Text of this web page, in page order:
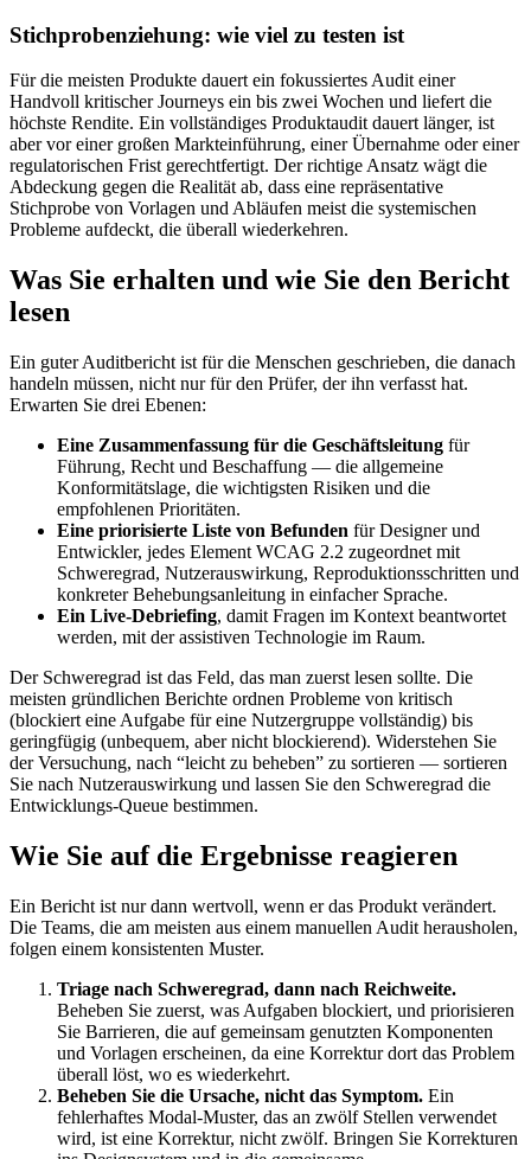
Stichprobenziehung: wie viel zu testen ist
Für die meisten Produkte dauert ein fokussiertes Audit einer
Handvoll kritischer Journeys ein bis zwei Wochen und liefert die
höchste Rendite. Ein vollständiges Produktaudit dauert länger, ist
aber vor einer großen Markteinführung, einer Übernahme oder einer
regulatorischen Frist gerechtfertigt. Der richtige Ansatz wägt die
Abdeckung gegen die Realität ab, dass eine repräsentative
Stichprobe von Vorlagen und Abläufen meist die systemischen
Probleme aufdeckt, die überall wiederkehren.
Was Sie erhalten und wie Sie den Bericht
lesen
Ein guter Auditbericht ist für die Menschen geschrieben, die danach
handeln müssen, nicht nur für den Prüfer, der ihn verfasst hat.
Erwarten Sie drei Ebenen:
Eine Zusammenfassung für die Geschäftsleitung für
Führung, Recht und Beschaffung — die allgemeine
Konformitätslage, die wichtigsten Risiken und die
empfohlenen Prioritäten.
Eine priorisierte Liste von Befunden für Designer und
Entwickler, jedes Element WCAG 2.2 zugeordnet mit
Schweregrad, Nutzerauswirkung, Reproduktionsschritten und
konkreter Behebungsanleitung in einfacher Sprache.
Ein Live-Debriefing, damit Fragen im Kontext beantwortet
werden, mit der assistiven Technologie im Raum.
Der Schweregrad ist das Feld, das man zuerst lesen sollte. Die
meisten gründlichen Berichte ordnen Probleme von kritisch
(blockiert eine Aufgabe für eine Nutzergruppe vollständig) bis
geringfügig (unbequem, aber nicht blockierend). Widerstehen Sie
der Versuchung, nach “leicht zu beheben” zu sortieren — sortieren
Sie nach Nutzerauswirkung und lassen Sie den Schweregrad die
Entwicklungs-Queue bestimmen.
Wie Sie auf die Ergebnisse reagieren
Ein Bericht ist nur dann wertvoll, wenn er das Produkt verändert.
Die Teams, die am meisten aus einem manuellen Audit herausholen,
folgen einem konsistenten Muster.
Triage nach Schweregrad, dann nach Reichweite.
Beheben Sie zuerst, was Aufgaben blockiert, und priorisieren
Sie Barrieren, die auf gemeinsam genutzten Komponenten
und Vorlagen erscheinen, da eine Korrektur dort das Problem
überall löst, wo es wiederkehrt.
Beheben Sie die Ursache, nicht das Symptom. Ein
fehlerhaftes Modal-Muster, das an zwölf Stellen verwendet
wird, ist eine Korrektur, nicht zwölf. Bringen Sie Korrekturen